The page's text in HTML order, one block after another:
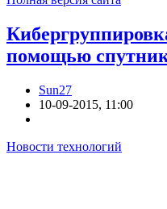
помощью
Sun27
10-09-2015, 11:00
Новости технологий